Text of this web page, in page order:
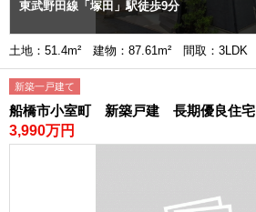
東武野田線「塚田」駅徒歩9分
土地：51.4m² 建物：87.61m² 間取：3LDK
新築一戸建て
船橋市小室町 新築戸建 長期優良住宅
3,990万円